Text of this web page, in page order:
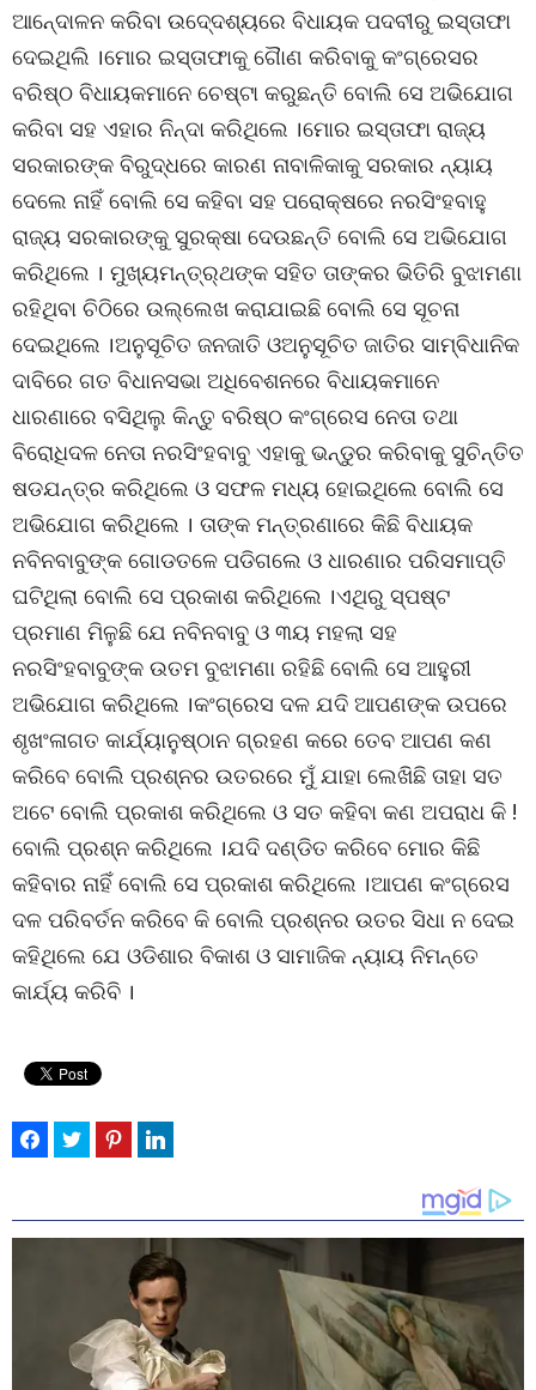
ଆନେ୍ଦାଳନ କରିବା ଉଦେ୍ଦଶ୍ୟରେ ବିଧାୟକ ପଦବୀରୁ ଇସ୍ତାଫା
ଦେଇଥିଲି ।ମୋର ଇସ୍ତାଫାକୁ ଗୈାଣ କରିବାକୁ କଂଗ୍ରେସର
ବରିଷ୍ଠ ବିଧାୟକମାନେ ଚେଷ୍ଟା କରୁଛନ୍ତି ବୋଲି ସେ ଅଭିଯୋଗ
କରିବା ସହ ଏହାର ନିନ୍ଦା କରିଥିଲେ ।ମୋର ଇସ୍ତାଫା ରାଜ୍ୟ
ସରକାରଙ୍କ ବିରୁଦ୍ଧରେ କାରଣ ନାବାଳିକାକୁ ସରକାର ନ୍ୟାୟ
ଦେଲେ ନାହିଁ ବୋଲି ସେ କହିବା ସହ ପରୋକ୍ଷରେ ନରସିଂହବାହୁ
ରାଜ୍ୟ ସରକାରଙ୍କୁ ସୁରକ୍ଷା ଦେଉଛନ୍ତି ବୋଲି ସେ ଅଭିଯୋଗ
କରିଥିଲେ । ମୁଖ୍ୟମନ୍ତ୍ର୍ଥଙ୍କ ସହିତ ତାଙ୍କର ଭିତିରି ବୁଝାମଣା
ରହିଥିବା ଚିଠିରେ ଉଲ୍ଲେଖ କରାଯାଇଛି ବୋଲି ସେ ସୂଚନା
ଦେଇଥିଲେ ।ଅନୁସୂଚିତ ଜନଜାତି ଓଅନୁସୂଚିତ ଜାତିର ସାମ୍ବିଧାନିକ
ଦାବିରେ ଗତ ବିଧାନସଭା ଅଧିବେଶନରେ ବିଧାୟକମାନେ
ଧାରଣାରେ ବସିଥିଲୁ କିନ୍ତୁ ବରିଷ୍ଠ କଂଗ୍ରେସ ନେତା ତଥା
ବିରୋଧିଦଳ ନେତା ନରସିଂହବାବୁ ଏହାକୁ ଭନ୍ଡୁର କରିବାକୁ ସୁଚିନ୍ତିତ
ଷଡଯନ୍ତ୍ର କରିଥିଲେ ଓ ସଫଳ ମଧ୍ୟ ହୋଇଥିଲେ ବୋଲି ସେ
ଅଭିଯୋଗ କରିଥିଲେ । ତାଙ୍କ ମନ୍ତ୍ରଣାରେ କିଛି ବିଧାୟକ
ନବିନବାବୁଙ୍କ ଗୋଡତଳେ ପଡିଗଲେ ଓ ଧାରଣାର ପରିସମାପ୍ତି
ଘଟିଥିଲା ବୋଲି ସେ ପ୍ରକାଶ କରିଥିଲେ ।ଏଥିରୁ ସ୍ପଷ୍ଟ
ପ୍ରମାଣ ମିଳୁଛି ଯେ ନବିନବାବୁ ଓ ୩ୟ ମହଲା ସହ
ନରସିଂହବାବୁଙ୍କ ଉତମ ବୁଝାମଣା ରହିଛି ବୋଲି ସେ ଆହୁରୀ
ଅଭିଯୋଗ କରିଥିଲେ ।କଂଗ୍ରେସ ଦଳ ଯଦି ଆପଣଙ୍କ ଉପରେ
ଶୃଖଂଳାଗତ କାର୍ଯ୍ୟାନୁଷ୍ଠାନ ଗ୍ରହଣ କରେ ତେବ ଆପଣ କଣ
କରିବେ ବୋଲି ପ୍ରଶ୍ନର ଉତରରେ ମୁଁ ଯାହା ଲେଖିଛି ତାହା ସତ
ଅଟେ ବୋଲି ପ୍ରକାଶ କରିଥିଲେ ଓ ସତ କହିବା କଣ ଅପରାଧ କି !
ବୋଲି ପ୍ରଶ୍ନ କରିଥିଲେ ।ଯଦି ଦଣ୍ଡିତ କରିବେ ମୋର କିଛି
କହିବାର ନାହିଁ ବୋଲି ସେ ପ୍ରକାଶ କରିଥିଲେ ।ଆପଣ କଂଗ୍ରେସ
ଦଳ ପରିବର୍ତନ କରିବେ କି ବୋଲି ପ୍ରଶ୍ନର ଉତର ସିଧା ନ ଦେଇ
କହିଥିଲେ ଯେ ଓଡିଶାର ବିକାଶ ଓ ସାମାଜିକ ନ୍ୟାୟ ନିମନ୍ତେ
କାର୍ଯ୍ୟ କରିବି ।